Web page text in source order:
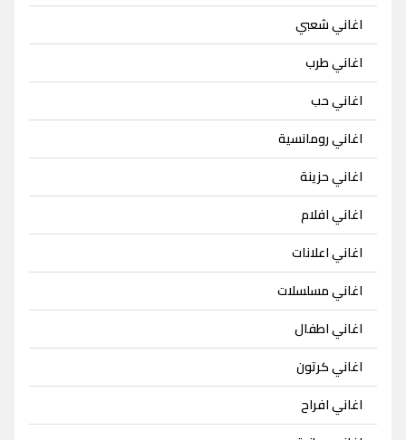
اغاني شعبي
اغاني طرب
اغاني حب
اغاني رومانسية
اغاني حزينة
اغاني افلام
اغاني اعلانات
اغاني مسلسلات
اغاني اطفال
اغاني كرتون
اغاني افراح